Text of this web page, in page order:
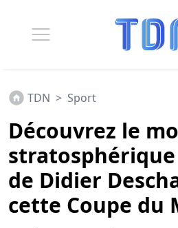
TDN > Sport
Découvrez le
de Didier
cette Coupe du